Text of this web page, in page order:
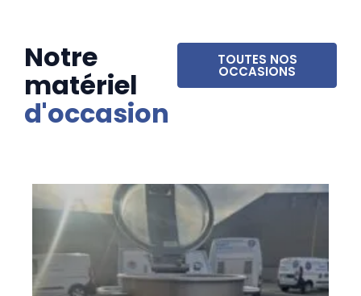
Notre
matériel
d'occasion
TOUTES NOS
OCCASIONS